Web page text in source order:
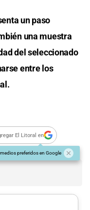
un paso
una muestra
del seleccionado
entre los
El Litoral en
preferidos en Google